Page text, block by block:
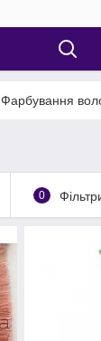
Фарбування
0